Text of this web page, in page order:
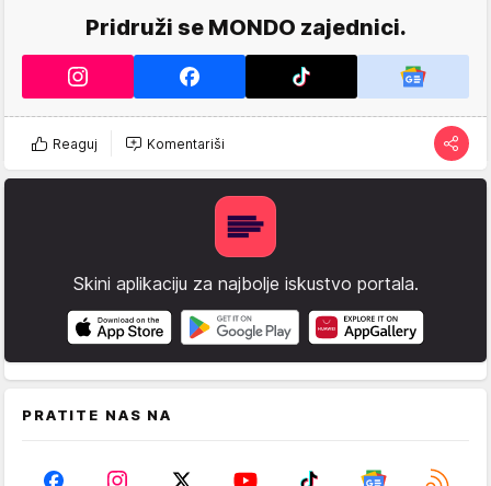
Pridruži se MONDO zajednici.
Reaguj Komentariši
Skini aplikaciju za najbolje iskustvo portala.
PRATITE NAS NA